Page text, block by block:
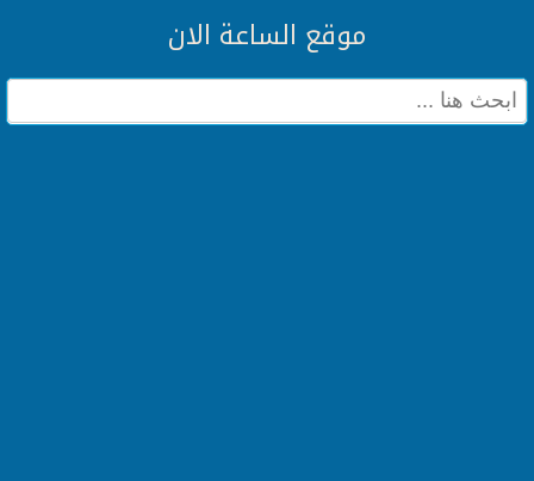
موقع الساعة الان